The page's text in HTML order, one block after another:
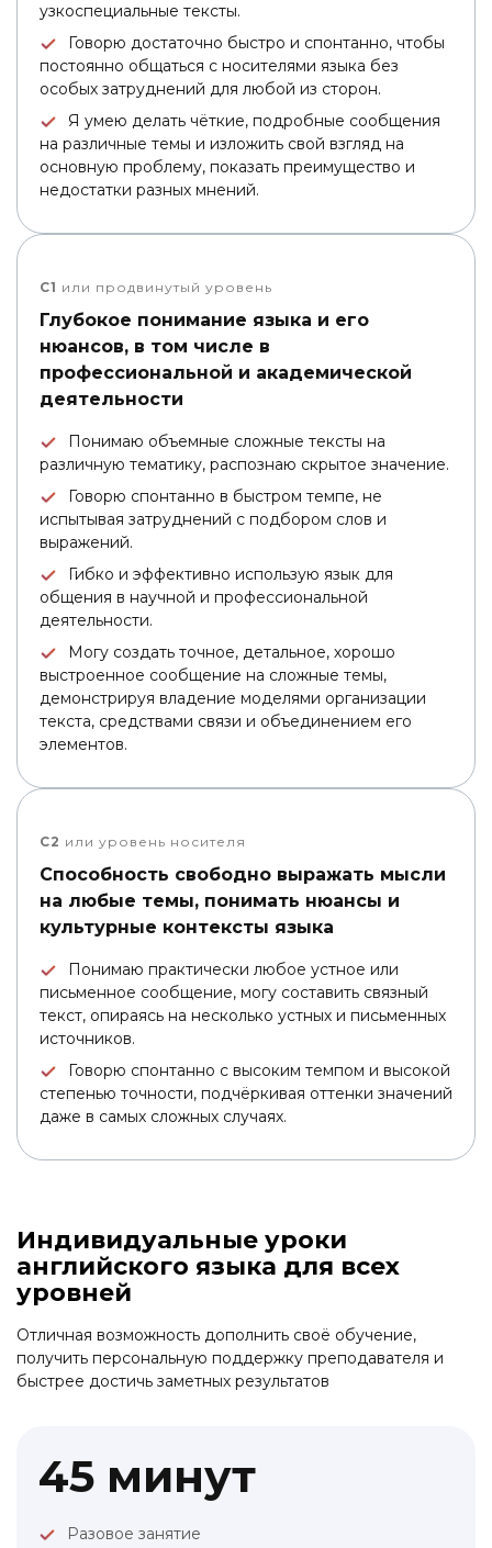
узкоспециальные тексты.
Говорю достаточно быстро и спонтанно, чтобы
постоянно общаться с носителями языка без
особых затруднений для любой из сторон.
Я умею делать чёткие, подробные сообщения
на различные темы и изложить свой взгляд на
основную проблему, показать преимущество и
недостатки разных мнений.
C1 или продвинутый уровень
Глубокое понимание языка и его
нюансов, в том числе в
профессиональной и академической
деятельности
Понимаю объемные сложные тексты на
различную тематику, распознаю скрытое значение.
Говорю спонтанно в быстром темпе, не
испытывая затруднений с подбором слов и
выражений.
Гибко и эффективно использую язык для
общения в научной и профессиональной
деятельности.
Могу создать точное, детальное, хорошо
выстроенное сообщение на сложные темы,
демонстрируя владение моделями организации
текста, средствами связи и объединением его
элементов.
C2 или уровень носителя
Способность свободно выражать мысли
на любые темы, понимать нюансы и
культурные контексты языка
Понимаю практически любое устное или
письменное сообщение, могу составить связный
текст, опираясь на несколько устных и письменных
источников.
Говорю спонтанно с высоким темпом и высокой
степенью точности, подчёркивая оттенки значений
даже в самых сложных случаях.
Индивидуальные уроки
английского языка для всех
уровней
Отличная возможность дополнить своё обучение,
получить персональную поддержку преподавателя и
быстрее достичь заметных результатов
45 минут
Разовое занятие